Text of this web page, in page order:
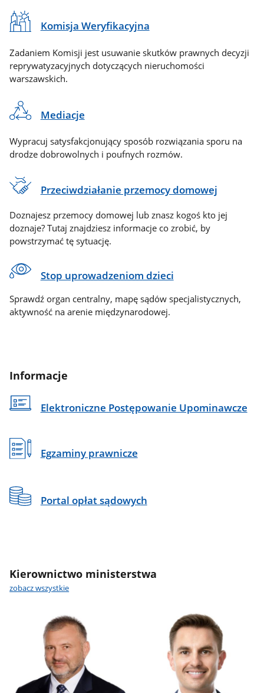
Komisja Weryfikacyjna
Zadaniem Komisji jest usuwanie skutków prawnych decyzji
reprywatyzacyjnych dotyczących nieruchomości
warszawskich.
Mediacje
Wypracuj satysfakcjonujący sposób rozwiązania sporu na
drodze dobrowolnych i poufnych rozmów.
Przeciwdziałanie przemocy domowej
Doznajesz przemocy domowej lub znasz kogoś kto jej
doznaje? Tutaj znajdziesz informacje co zrobić, by
powstrzymać tę sytuację.
Stop uprowadzeniom dzieci
Sprawdź organ centralny, mapę sądów specjalistycznych,
aktywność na arenie międzynarodowej.
Informacje
Elektroniczne Postępowanie Upominawcze
Egzaminy prawnicze
Portal opłat sądowych
Kierownictwo ministerstwa
zobacz wszystkie